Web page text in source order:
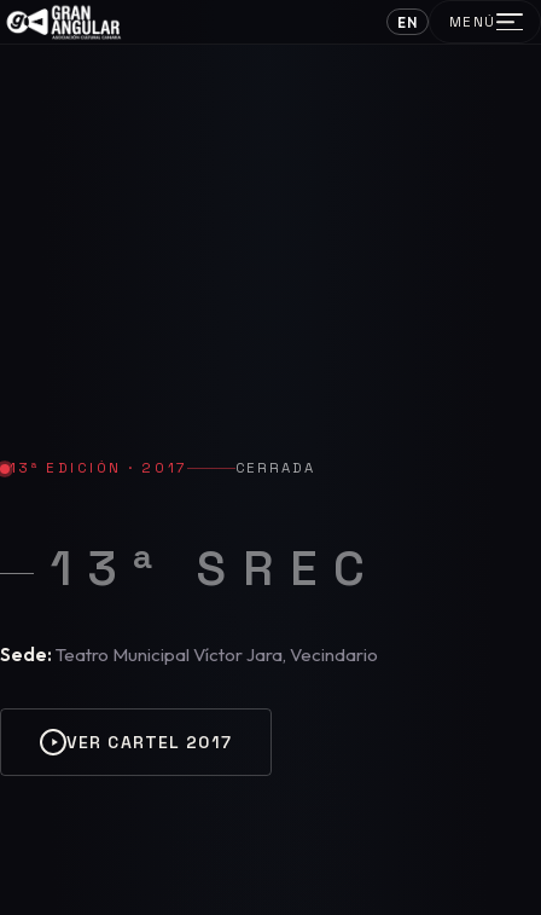
EN MENÚ
13ª EDICIÓN · 2017 CERRADA
13ª SREC
Sede: Teatro Municipal Víctor Jara, Vecindario
VER CARTEL 2017